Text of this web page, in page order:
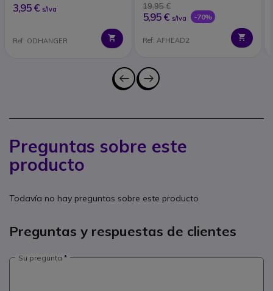
3,95 € s/Iva
Ref: ODHANGER
19,95 €
5,95 € s/Iva -70%
Ref: AFHEAD2
Preguntas sobre este
producto
Todavía no hay preguntas sobre este producto
Preguntas y respuestas de clientes
Su pregunta